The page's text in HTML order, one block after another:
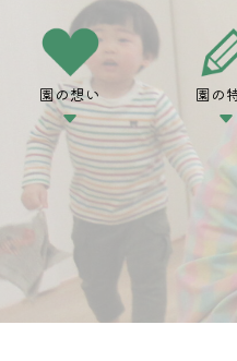
園の想い 園の